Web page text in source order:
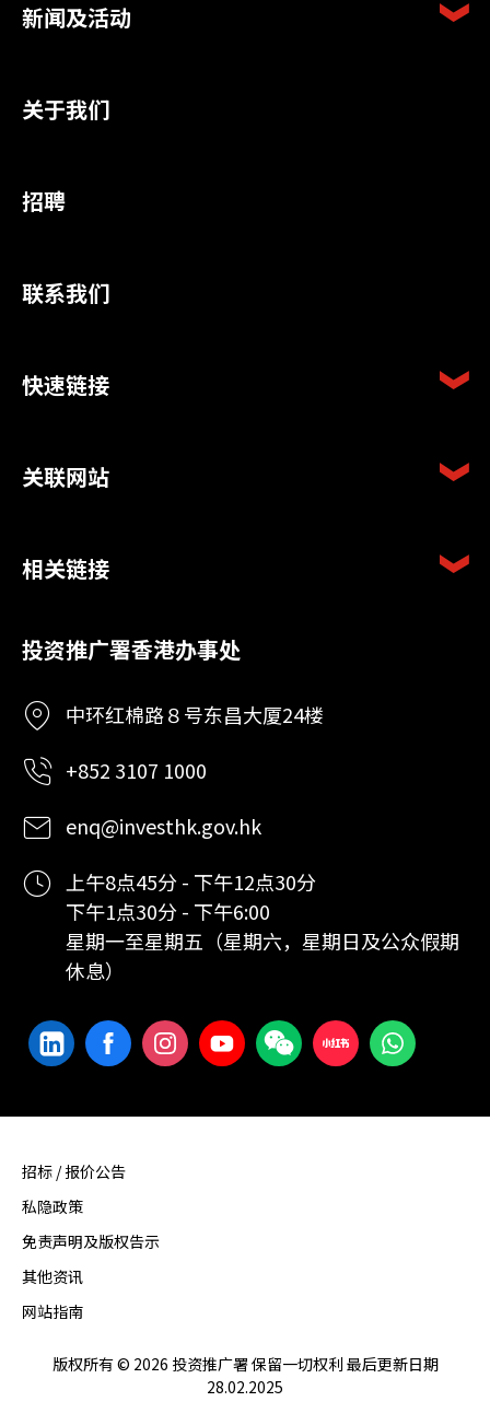
新闻及活动
关于我们
招聘
联系我们
快速链接
关联网站
相关链接
投资推广署香港办事处
中环红棉路８号东昌大厦24楼
+852 3107 1000
enq@investhk.gov.hk
上午8点45分 - 下午12点30分
下午1点30分 - 下午6:00
星期一至星期五（星期六，星期日及公众假期
休息）
招标 / 报价公告
私隐政策
免责声明及版权告示
其他资讯
网站指南
版权所有 © 2026 投资推广署 保留一切权利 最后更新日期
28.02.2025